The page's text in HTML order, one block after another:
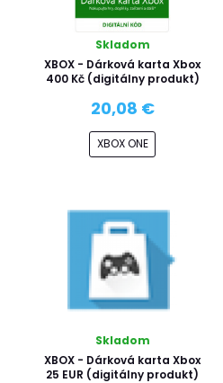
Skladom
XBOX - Dárková karta Xbox
400 Kč (digitálny produkt)
20,08 €
XBOX ONE
Skladom
XBOX - Dárková karta Xbox
25 EUR (digitálny produkt)